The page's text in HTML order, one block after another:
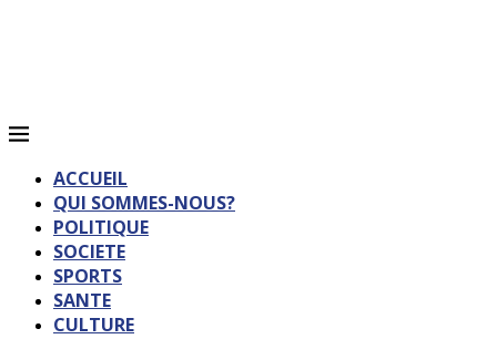
ACCUEIL
QUI SOMMES-NOUS?
POLITIQUE
SOCIETE
SPORTS
SANTE
CULTURE